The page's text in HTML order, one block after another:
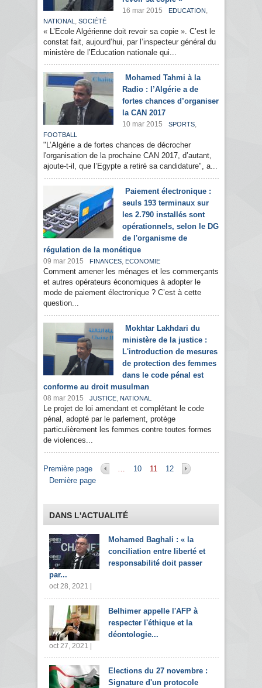
16 mar 2015 EDUCATION ,
NATIONAL , SOCIÉTÉ
« L’Ecole Algérienne doit revoir sa copie ». C’est le
constat fait, aujourd’hui, par l’inspecteur général du
ministère de l’Education nationale qui...
Mohamed Tahmi à la
Radio : l’Algérie a de
fortes chances d’organiser
la CAN 2017
10 mar 2015 SPORTS,
FOOTBALL
"L’Algérie a de fortes chances de décrocher
l'organisation de la prochaine CAN 2017, d’autant,
ajoute-t-il, que l’Egypte a retiré sa candidature", a...
Paiement électronique :
seuls 193 terminaux sur
les 2.790 installés sont
opérationnels, selon le DG
de l'organisme de
régulation de la monétique
09 mar 2015 FINANCES, ECONOMIE
Comment amener les ménages et les commerçants
et autres opérateurs économiques à adopter le
mode de paiement électronique ? C’est à cette
question...
Mokhtar Lakhdari du
ministère de la justice :
L'introduction de mesures
de protection des femmes
dans le code pénal est
conforme au droit musulman
08 mar 2015 JUSTICE, NATIONAL
Le projet de loi amendant et complétant le code
pénal, adopté par le parlement, protège
particulièrement les femmes contre toutes formes
de violences...
Pages
Première page … 10 11
12
Dernière page
DANS L'ACTUALITÉ
Mohamed Baghali : « la
conciliation entre liberté et
responsabilité doit passer
par...
oct 28, 2021 |
Belhimer appelle l'AFP à
respecter l'éthique et la
déontologie...
oct 27, 2021 |
Elections du 27 novembre :
Signature d'un protocole